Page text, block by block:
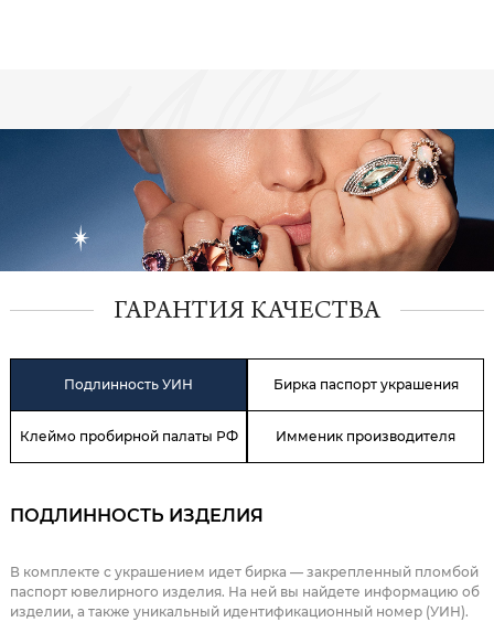
ГАРАНТИЯ КАЧЕСТВА
Подлинность УИН Бирка паспорт украшения
Клеймо пробирной палаты РФ Имменик производителя
ПОДЛИННОСТЬ ИЗДЕЛИЯ
В комплекте с украшением идет бирка — закрепленный пломбой
паспорт ювелирного изделия. На ней вы найдете информацию об
изделии, а также уникальный идентификационный номер (УИН).